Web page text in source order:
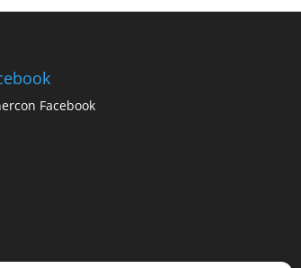
Facebook